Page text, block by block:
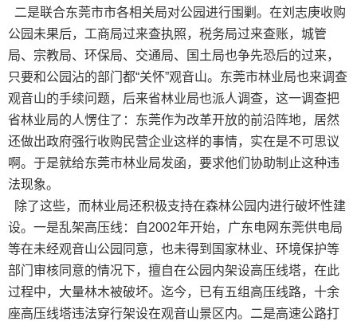
二是联合东莞市市各相关局对公园进行围剿。在刘志庚收购
公园未果后，工商局过来查执照，税务局过来查账，城管
局、宗教局、环保局、交通局、国土局也争先恐后的过来，
只要和公园沾的部门都“关怀”观音山。东莞市林业局也来调查
观音山的手续问题，后来省林业局也派人调查，这一调查把
省林业局的人愣住了：东莞作为改革开放的前沿阵地，居然
还做出政府强行收购民营企业这样的事情，实在是不可思议
啊。于是就给东莞市林业局发函，要求他们协助制止这种违
法现象。
除了这些，而林业局还积极支持在森林公园内进行破坏性建
设。一是乱架高压线：自2002年开始，广东电网东莞供电局
等在未经观音山公园同意，也未得到国家林业、环境保护等
部门审核同意的情况下，擅自在公园内架设高压线塔，在此
过程中，大量林木被破坏。迄今，已有五组高压线路，十余
座高压线塔违法穿行架设在观音山景区内。二是高速公路打